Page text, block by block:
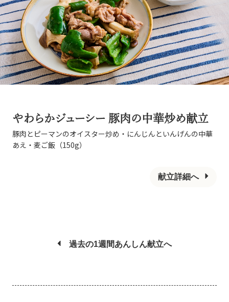
やわらかジューシー 豚肉の中華炒め献立
豚肉とピーマンのオイスター炒め・にんじんといんげんの中華
あえ・麦ご飯（150g）
献立詳細へ
過去の1週間あんしん献立へ